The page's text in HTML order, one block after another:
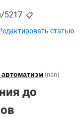
5217 📋
статью
(nan)
до